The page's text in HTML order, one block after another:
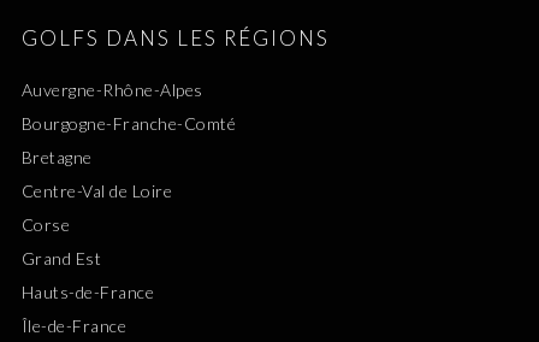
GOLFS DANS LES RÉGIONS
Auvergne-Rhône-Alpes
Bourgogne-Franche-Comté
Bretagne
Centre-Val de Loire
Corse
Grand Est
Hauts-de-France
Île-de-France